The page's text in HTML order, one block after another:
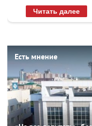
Читать далее
Есть мнение